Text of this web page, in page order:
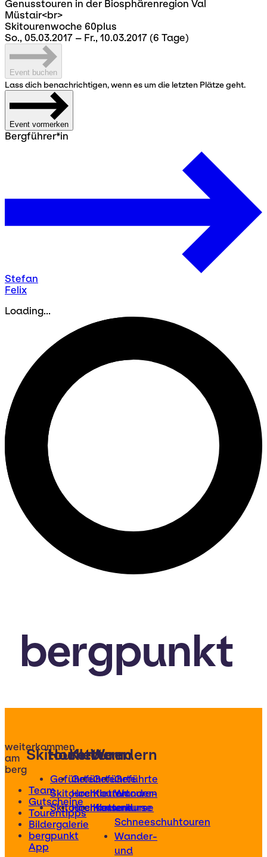
Genusstouren in der Biosphärenregion Val
Müstair<br>
Skitourenwoche 60plus
So., 05.03.2017 – Fr., 10.03.2017 (6 Tage)
Event buchen
Lass dich benachrichtigen, wenn es um die letzten Plätze geht.
Event vormerken
Bergführer*in
Stefan
Felix
Loading...
bergpunkt
weiterkommen
am
berg
Team
Gutscheine
Tourentipps
Bildergalerie
bergpunkt
App
Skitouren
Geführte
Skitouren
Skitourenkurse
Hochtouren
Geführte
Hochtouren
Hochtourenkurse
Klettern
Geführte
Klettertouren
Kletterkurse
Wandern
Geführte
Wander-
und
Schneeschuhtouren
Wander-
und